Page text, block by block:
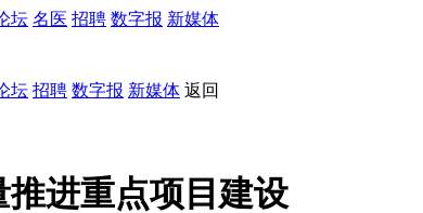
坛 名医 招聘 数字报 新媒体
坛 招聘 数字报 新媒体 返回
进重点项目建设